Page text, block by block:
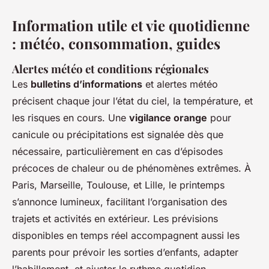
Information utile et vie quotidienne
: météo, consommation, guides
Alertes météo et conditions régionales
Les bulletins d’informations et alertes météo
précisent chaque jour l’état du ciel, la température, et
les risques en cours. Une vigilance orange pour
canicule ou précipitations est signalée dès que
nécessaire, particulièrement en cas d’épisodes
précoces de chaleur ou de phénomènes extrêmes. À
Paris, Marseille, Toulouse, et Lille, le printemps
s’annonce lumineux, facilitant l’organisation des
trajets et activités en extérieur. Les prévisions
disponibles en temps réel accompagnent aussi les
parents pour prévoir les sorties d’enfants, adapter